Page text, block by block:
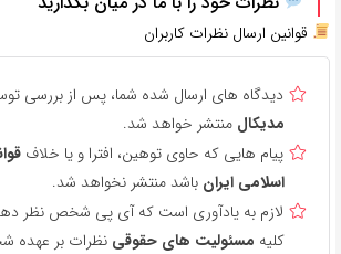
قوانین ارسال نظرات کاربران
دیدگاه های ارسال شده شما، پس از بررسی
مدیکال منتشر خواهد شد.
پیام هایی که حاوی توهین، افترا و یا خلاف
اسلامی ایران باشد منتشر نخواهد شد.
لازم به یادآوری است که آی پی شخص نظر
کلیه مسئولیت های حقوقی نظرات بر عهده